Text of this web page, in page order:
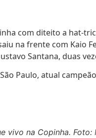
com diteito a hat-
na frente com Kaio
Santana, duas
Paulo, atual
vivo na Copinha.